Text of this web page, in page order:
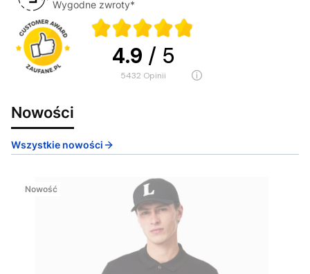
Wygodne zwroty*
4.9 / 5
5432 opinii
Nowości
Wszystkie nowości
Nowość